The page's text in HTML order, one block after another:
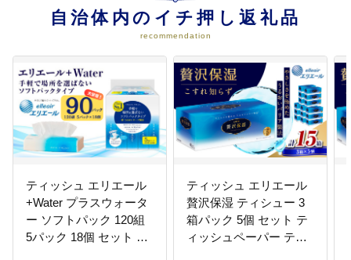
自治体内のイチ押し返礼品
recommendation
ティッシュ エリエール
+Water プラスウォータ
ー ソフトパック 120組
5パック 18個 セット テ
ティッシュ エリエール
贅沢保湿 ティシュー 3
箱パック 5個 セット テ
ィッシュペーパー ティ